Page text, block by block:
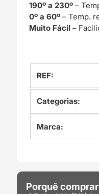
190º a 230º –
0º a 60º – Temp.
Muito Fácil–
REF:
Categorias:
Marca:
Porquê